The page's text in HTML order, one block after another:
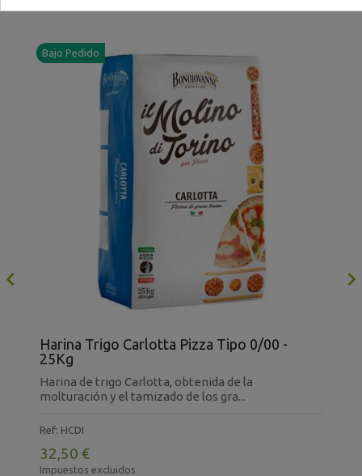
Harina Trigo Carlotta Pizza Tipo 0/00 -
25Kg
Harina de trigo Carlotta, obtenida de la
molturación y el tamizado de los gra...
Ref: HCDI
32,50 €
Impuestos excluidos
Bajo Pedido